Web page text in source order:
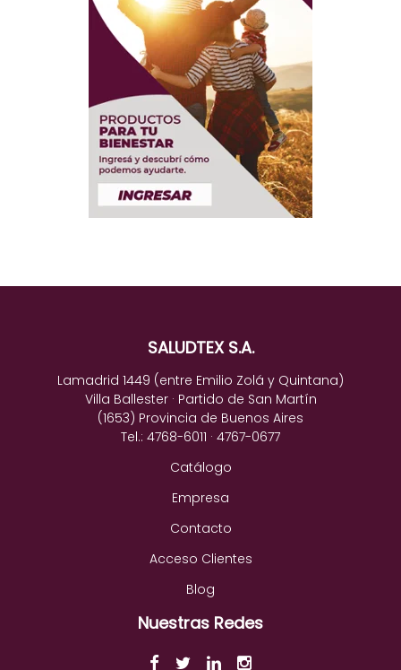
SALUDTEX S.A.
Lamadrid 1449 (entre Emilio Zolá y Quintana)
Villa Ballester · Partido de San Martín
(1653) Provincia de Buenos Aires
Tel.: 4768-6011 · 4767-0677
Catálogo
Empresa
Contacto
Acceso Clientes
Blog
Nuestras Redes